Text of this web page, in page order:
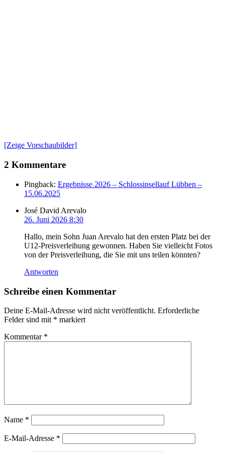
[Zeige Vorschaubilder]
2 Kommentare
Pingback: Ergebnisse 2026 – Schlossinsellauf Lübben –
15.06.2025
José David Arevalo
26. Juni 2026 8:30
Hallo, mein Sohn Juan Arevalo hat den ersten Platz bei der
U12-Preisverleihung gewonnen. Haben Sie vielleicht Fotos
von der Preisverleihung, die Sie mit uns teilen könnten?
Antworten
Schreibe einen Kommentar
Deine E-Mail-Adresse wird nicht veröffentlicht. Erforderliche
Felder sind mit * markiert
Kommentar *
Name *
E-Mail-Adresse *